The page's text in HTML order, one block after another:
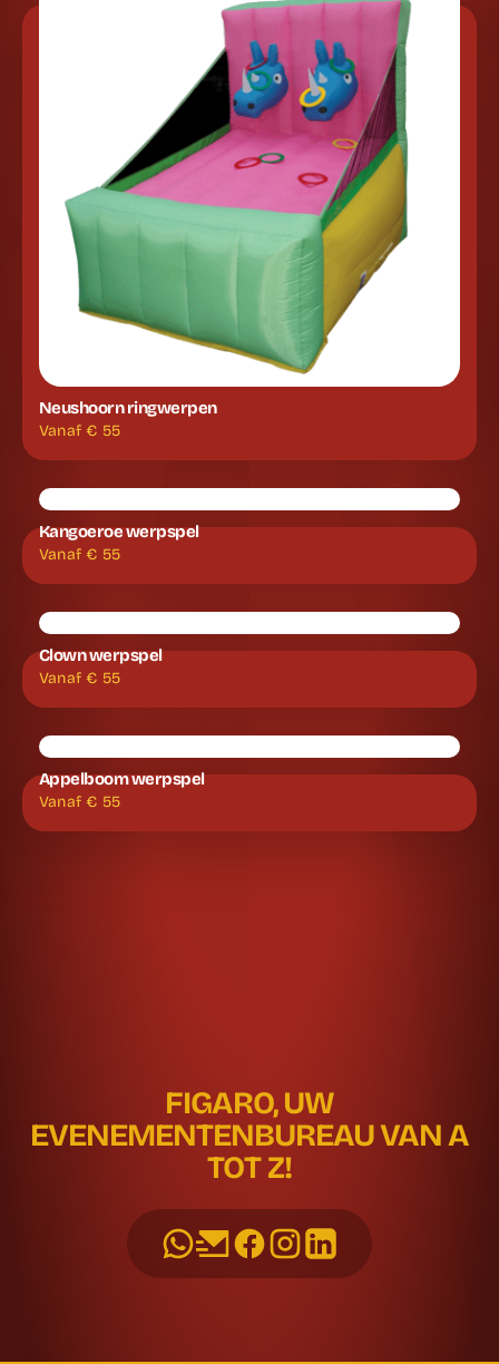
Neushoorn ringwerpen
Vanaf € 55
Kangoeroe werpspel
Vanaf € 55
Clown werpspel
Vanaf € 55
Appelboom werpspel
Vanaf € 55
FIGARO, UW
EVENEMENTENBUREAU VAN A
TOT Z!